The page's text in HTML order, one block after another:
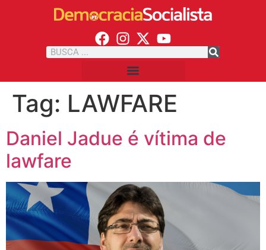
Tag: LAWFARE
Daniel Jadue é vítima de
lawfare